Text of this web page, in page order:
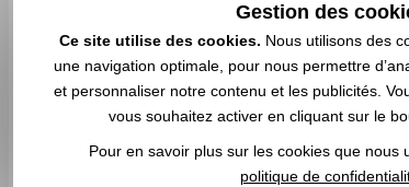
Gestion des
Ce site utilise des cookies. Nous utilisons des
une navigation optimale, pour nous permettre
et personnaliser notre contenu et les publicités.
vous souhaitez activer en cliquant sur le
Pour en savoir plus sur les cookies que nous
politique de